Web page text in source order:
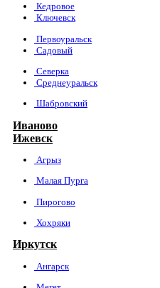
Кедровое
Ключевск
Первоуральск
Садовый
Северка
Среднеуральск
Шабровский
Иваново
Ижевск
Агрыз
Малая Пурга
Пирогово
Хохряки
Иркутск
Ангарск